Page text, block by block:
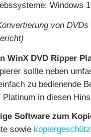
Windows
von
WinX DVD Ripper
sollte neben
zu bedienende
in diesen
Software zum
sowie